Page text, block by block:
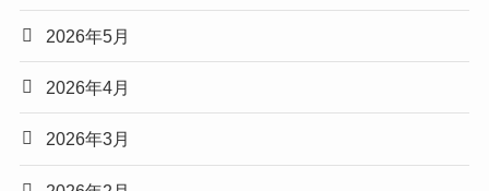
2026年5月
2026年4月
2026年3月